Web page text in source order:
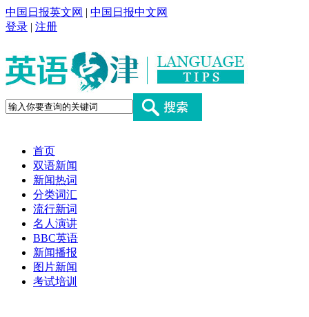
中国日报英文网 | 中国日报中文网
登录 | 注册
首页
双语新闻
新闻热词
分类词汇
流行新词
名人演讲
BBC英语
新闻播报
图片新闻
考试培训